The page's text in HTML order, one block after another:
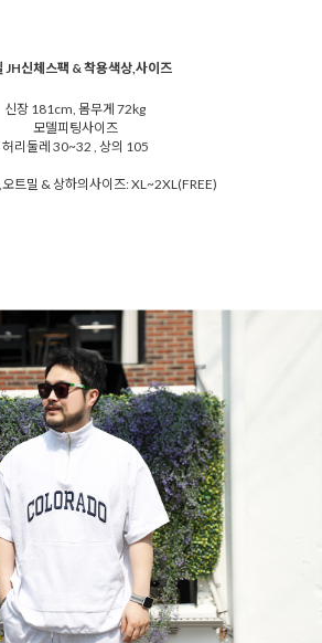
JH신체스팩 & 착용색상,사이즈
신장 181cm, 몸무게 72kg
모델피팅사이즈
허리둘레 30~32 , 상의 105
트밀 & 상하의사이즈: XL~2XL(FREE)